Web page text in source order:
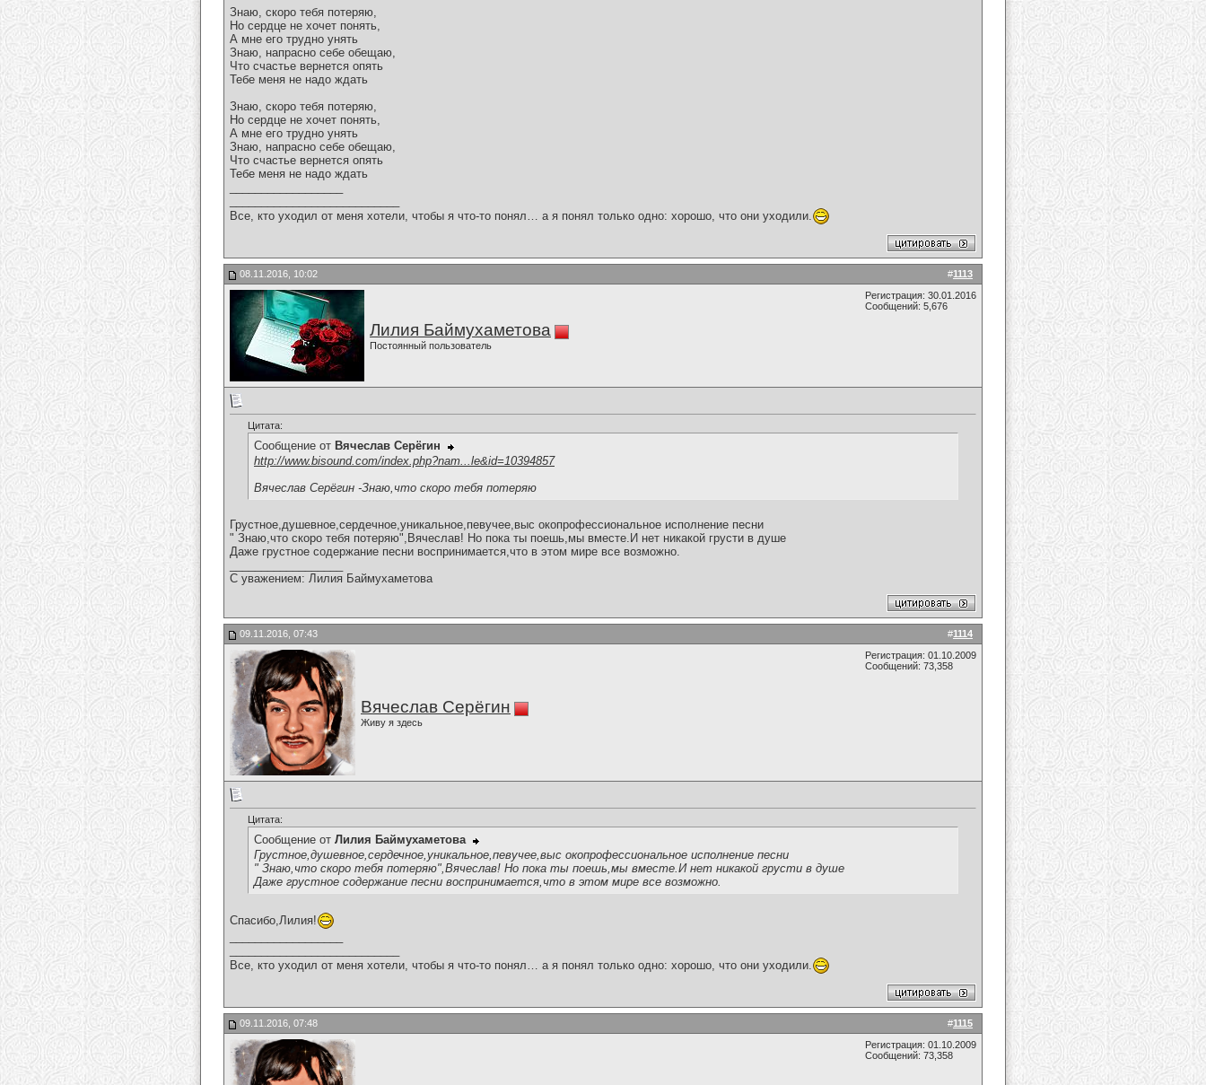
Знаю, скоро тебя потеряю,
Но сердце не хочет понять,
А мне его трудно унять
Знаю, напрасно себе обещаю,
Что счастье вернется опять
Тебе меня не надо ждать
Знаю, скоро тебя потеряю,
Но сердце не хочет понять,
А мне его трудно унять
Знаю, напрасно себе обещаю,
Что счастье вернется опять
Тебе меня не надо ждать
Все, кто уходил от меня хотели, чтобы я что-то понял… а я понял только одно: хорошо, что они уходили.
#1113
08.11.2016, 10:02
Лилия Баймухаметова
Постоянный пользователь
Регистрация: 30.01.2016
Сообщений: 5,676
Цитата:
Сообщение от Вячеслав Серёгин
http://www.bisound.com/index.php?nam...le&id=10394857
Вячеслав Серёгин -Знаю,что скоро тебя потеряю
Грустное,душевное,сердечное,уникальное,певучее,выс окопрофессиональное исполнение песни
" Знаю,что скоро тебя потеряю",Вячеслав! Но пока ты поешь,мы вместе.И нет никакой грусти в душе
Даже грустное содержание песни воспринимается,что в этом мире все возможно.
С уважением: Лилия Баймухаметова
#1114
09.11.2016, 07:43
Вячеслав Серёгин
Живу я здесь
Регистрация: 01.10.2009
Сообщений: 73,358
Цитата:
Сообщение от Лилия Баймухаметова
Грустное,душевное,сердечное,уникальное,певучее,выс окопрофессиональное исполнение песни
" Знаю,что скоро тебя потеряю",Вячеслав! Но пока ты поешь,мы вместе.И нет никакой грусти в душе
Даже грустное содержание песни воспринимается,что в этом мире все возможно.
Спасибо,Лилия!
Все, кто уходил от меня хотели, чтобы я что-то понял… а я понял только одно: хорошо, что они уходили.
#1115
09.11.2016, 07:48
Регистрация: 01.10.2009
Сообщений: 73,358